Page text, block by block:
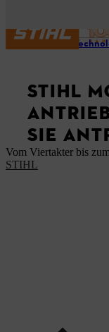
STIHL
STIHL
SIE
Vom Viertakter bis
STIHL